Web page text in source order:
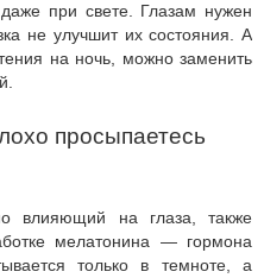
при свете. Глазам нужен
не улучшит их состояния. А
на ночь, можно заменить
просыпаетесь
влияющий на глаза, также
мелатонина — гормона
только в темноте, а